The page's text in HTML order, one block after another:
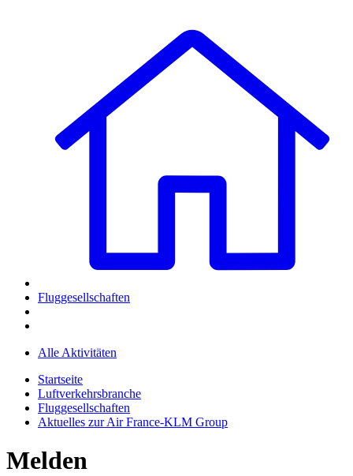
Fluggesellschaften
Alle Aktivitäten
Startseite
Luftverkehrsbranche
Fluggesellschaften
Aktuelles zur Air France-KLM Group
Melden